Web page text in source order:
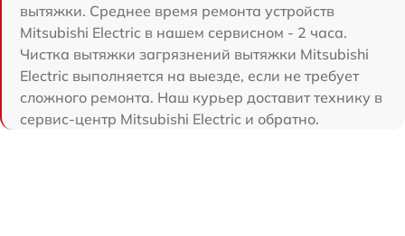
вытяжки. Среднее время ремонта устройств
Mitsubishi Electric в нашем сервисном - 2 часа.
Чистка вытяжки загрязнений вытяжки Mitsubishi
Electric выполняется на выезде, если не требует
сложного ремонта. Наш курьер доставит технику в
сервис-центр Mitsubishi Electric и обратно.